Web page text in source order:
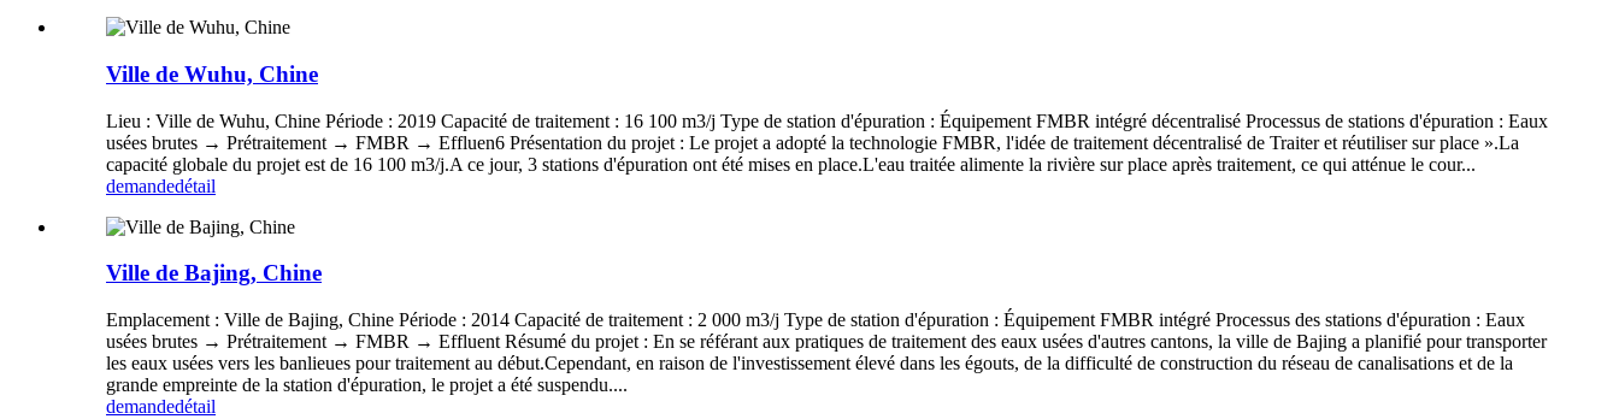
Ville de Wuhu, Chine
Lieu : Ville de Wuhu, Chine Période : 2019 Capacité de traitement : 16 100 m3/j Type de station d'épuration : Équipement FMBR intégré décentralisé Processus de stations d'épuration : Eaux
usées brutes → Prétraitement → FMBR → Effluen6 Présentation du projet : Le projet a adopté la technologie FMBR, l'idée de traitement décentralisé de Traiter et réutiliser sur place ».La
capacité globale du projet est de 16 100 m3/j.A ce jour, 3 stations d'épuration ont été mises en place.L'eau traitée alimente la rivière sur place après traitement, ce qui atténue le cour...
demandedétail
Ville de Bajing, Chine
Emplacement : Ville de Bajing, Chine Période : 2014 Capacité de traitement : 2 000 m3/j Type de station d'épuration : Équipement FMBR intégré Processus des stations d'épuration : Eaux
usées brutes → Prétraitement → FMBR → Effluent Résumé du projet : En se référant aux pratiques de traitement des eaux usées d'autres cantons, la ville de Bajing a planifié pour transporter
les eaux usées vers les banlieues pour traitement au début.Cependant, en raison de l'investissement élevé dans les égouts, de la difficulté de construction du réseau de canalisations et de la
grande empreinte de la station d'épuration, le projet a été suspendu....
demandedétail